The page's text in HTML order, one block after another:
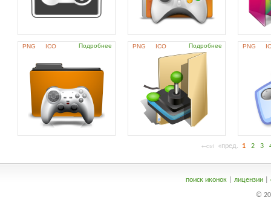
PNG ICO Подробнее PNG ICO Подробнее PNG
←Ctrl «пред. 1 2 3
поиск иконок| лицензии|
©